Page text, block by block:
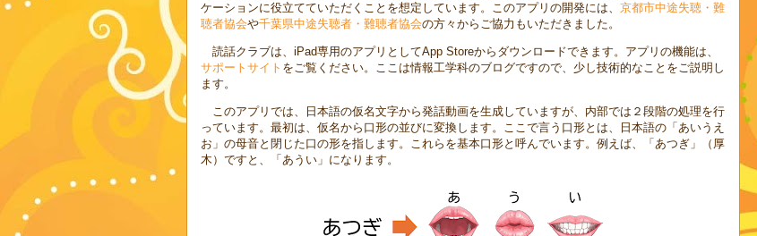
ケーションに役立てていただくことを想定しています。このアプリの開発には、 京都市中途失聴・難
聴者協会や千葉県中途失聴者・難聴者協会の方々からご協力もいただきました。
読話クラブは、iPad専用のアプリとしてApp Storeからダウンロードできます。アプリの機能は、
サポートサイト をご覧ください。ここは情報工学科のブログですので、少し技術的なことをご説明し
ます。
このアプリでは、日本語の仮名文字から発話動画を生成していますが、内部では２段階の処理を行
っています。最初は、仮名から口形の並びに変換します。ここで言う口形とは、日本語の「あいうえ
お」の母音と閉じた口の形を指します。これらを基本口形と呼んでいます。例えば、「あつぎ」（厚
木）ですと、「あうい」になります。